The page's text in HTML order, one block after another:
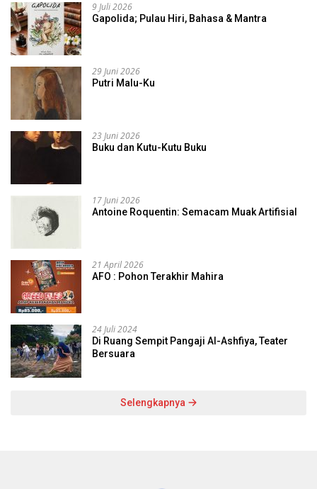
9 Juli 2026
Gapolida; Pulau Hiri, Bahasa & Mantra
29 Juni 2026
Putri Malu-Ku
23 Juni 2026
Buku dan Kutu-Kutu Buku
17 Juni 2026
Antoine Roquentin: Semacam Muak Artifisial
21 April 2026
AFO : Pohon Terakhir Mahira
24 Juli 2024
Di Ruang Sempit Pangaji Al-Ashfiya, Teater
Bersuara
Selengkapnya